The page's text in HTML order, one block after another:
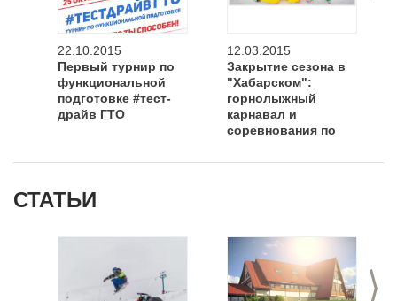
22.10.2015
Первый турнир по
функциональной
подготовке #тест-
драйв ГТО
12.03.2015
Закрытие сезона в
"Хабарском":
горнолыжный
карнавал и
соревнования по
фристайлу
СТАТЬИ
>